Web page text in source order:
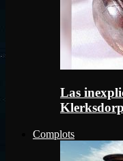
Las
Klerksdorp
Complots